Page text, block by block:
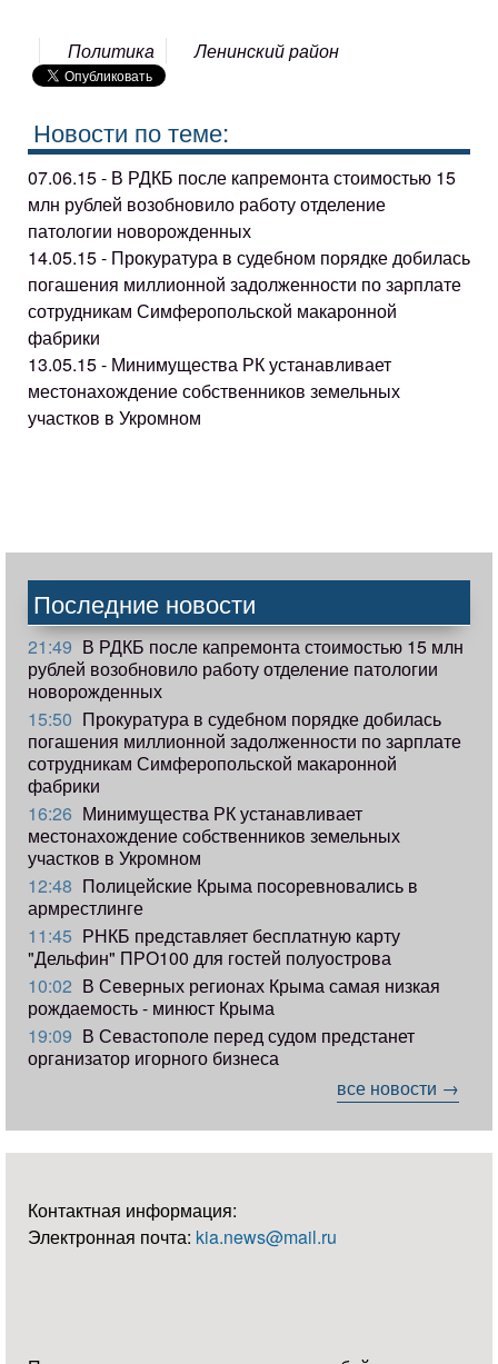
Политика Ленинский район
Новости по теме:
07.06.15 - В РДКБ после капремонта стоимостью 15
млн рублей возобновило работу отделение
патологии новорожденных
14.05.15 - Прокуратура в судебном порядке добилась
погашения миллионной задолженности по зарплате
сотрудникам Симферопольской макаронной
фабрики
13.05.15 - Минимущества РК устанавливает
местонахождение собственников земельных
участков в Укромном
Последние новости
21:49 В РДКБ после капремонта стоимостью 15 млн
рублей возобновило работу отделение патологии
новорожденных
15:50 Прокуратура в судебном порядке добилась
погашения миллионной задолженности по зарплате
сотрудникам Симферопольской макаронной
фабрики
16:26 Минимущества РК устанавливает
местонахождение собственников земельных
участков в Укромном
12:48 Полицейские Крыма посоревновались в
армрестлинге
11:45 РНКБ представляет бесплатную карту
"Дельфин" ПРО100 для гостей полуострова
10:02 В Северных регионах Крыма самая низкая
рождаемость - минюст Крыма
19:09 В Севастополе перед судом предстанет
организатор игорного бизнеса
все новости →
Контактная информация:
Электронная почта: kia.news@mail.ru